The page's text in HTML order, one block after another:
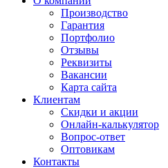
Производство
Гарантия
Портфолио
Отзывы
Реквизиты
Вакансии
Карта сайта
Клиентам
Скидки и акции
Онлайн-калькулятор
Вопрос-ответ
Оптовикам
Контакты